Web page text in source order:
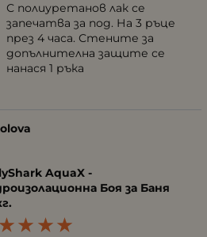
С полиуретанов лак се
запечатва за под. На 3 ръце
през 4 часа. Стените за
допълнителна защите се
нанася 1 ръка
AquaX -
Боя за Баня